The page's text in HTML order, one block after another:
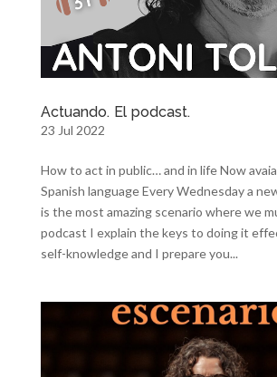
Actuando. El podcast.
23 Jul 2022
How to act in public… and in life Now
Spanish language Every Wednesday a
is the most amazing scenario where we
podcast I explain the keys to doing it
self-knowledge and I prepare you...